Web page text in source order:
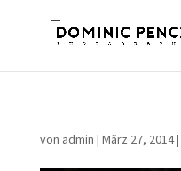
von admin | März 27, 2014|